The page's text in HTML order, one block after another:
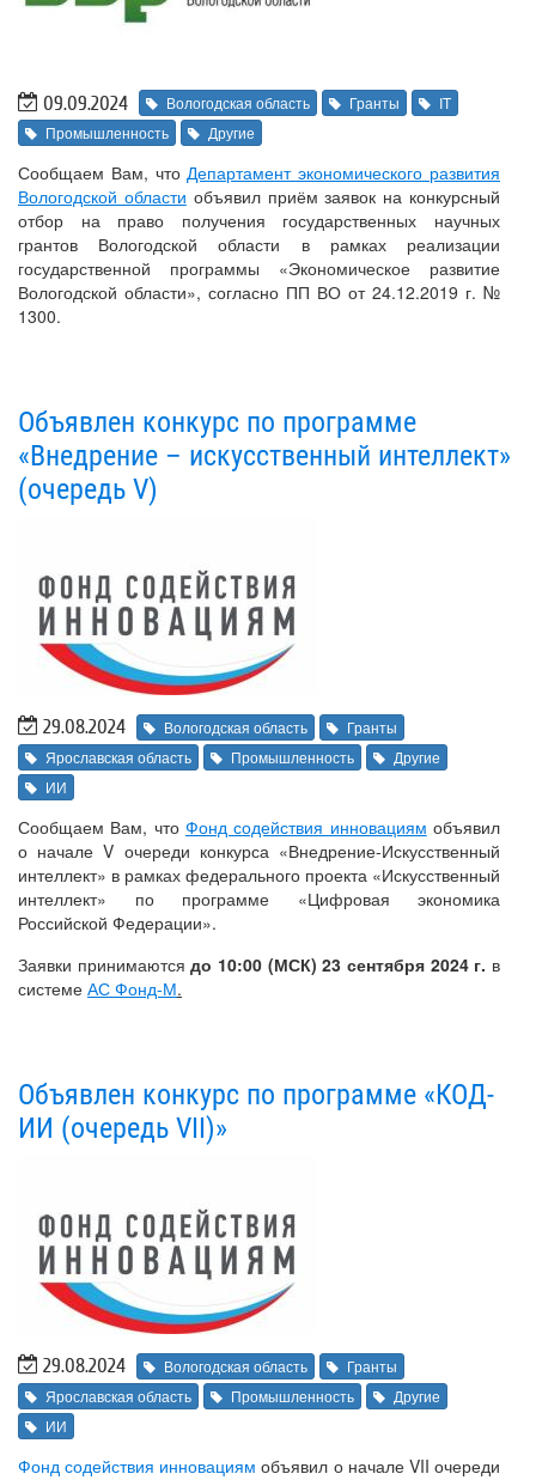
09.09.2024 Вологодская область Гранты
IT
Промышленность
Другие
Сообщаем Вам, чтоДепартамент экономического развития
Вологодской области объявил приём заявок на конкурсный
отбор на право получения государственных научных
грантов Вологодской области в рамках реализации
государственной программы «Экономическое развитие
Вологодской области», согласно ПП ВО от 24.12.2019 г. №
1300.
Объявлен конкурс по программе
«Внедрение – искусственный интеллект»
(очередь V)
29.08.2024 Вологодская область
Гранты
Ярославская область
Промышленность
Другие
ИИ
Сообщаем Вам, что Фонд содействия инновациям объявил
о начале V очереди конкурса «Внедрение-Искусственный
интеллект» в рамках федерального проекта «Искусственный
интеллект» по программе «Цифровая экономика
Российской Федерации».
Заявки принимаютсядо 10:00 (МСК) 23 сентября 2024 г. в
системе АС Фонд-М.
Объявлен конкурс по программе «КОД-
ИИ (очередь VII)»
29.08.2024 Вологодская область
Гранты
Ярославская область
Промышленность
Другие
ИИ
Фонд содействия инновациям объявил о начале VII очереди